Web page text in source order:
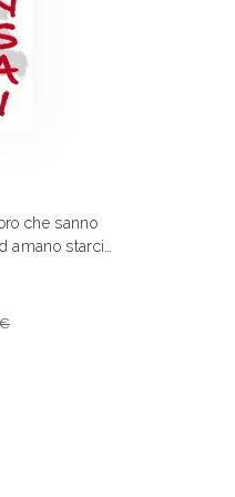
che sanno
amano starci